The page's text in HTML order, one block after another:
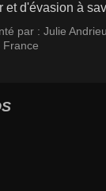
et d'évasion à
par : Julie Andrieu
France